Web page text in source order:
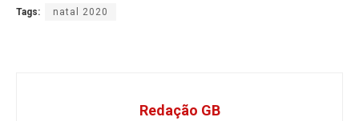
Tags: natal 2020
Redação GB